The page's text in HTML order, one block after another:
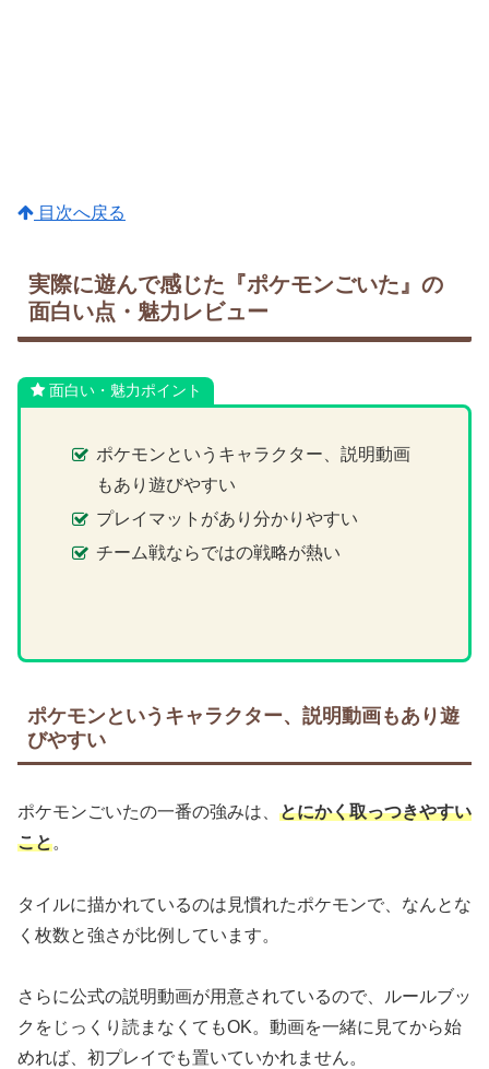
目次へ戻る
実際に遊んで感じた『ポケモンごいた』の
面白い点・魅力レビュー
面白い・魅力ポイント
ポケモンというキャラクター、説明動画
もあり遊びやすい
プレイマットがあり分かりやすい
チーム戦ならではの戦略が熱い
ポケモンというキャラクター、説明動画もあり遊
びやすい
ポケモンごいたの一番の強みは、 とにかく取っつきやすい
こと。
タイルに描かれているのは見慣れたポケモンで、なんとな
く枚数と強さが比例しています。
さらに公式の説明動画が用意されているので、ルールブッ
クをじっくり読まなくてもOK。動画を一緒に見てから始
めれば、初プレイでも置いていかれません。